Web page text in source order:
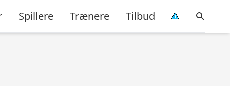
Spillere Trænere Tilbud